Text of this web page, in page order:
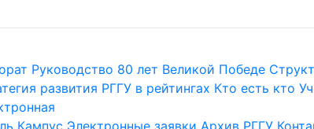
Руководство 80 лет Великой Победе
развития РГГУ в рейтингах Кто есть кто
Кампус Электронные заявки Архив РГГУ